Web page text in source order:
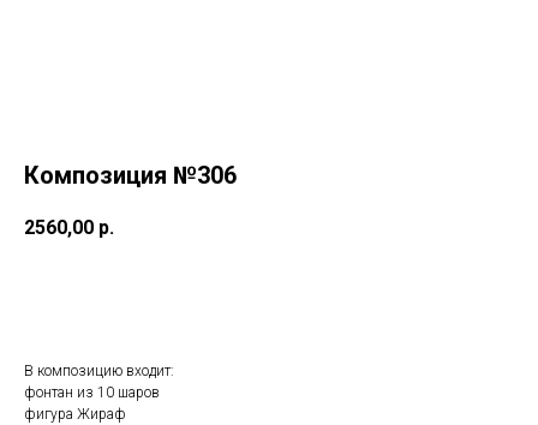
Композиция №306
2560,00 р.
В композицию входит:
фонтан из 10 шаров
фигура Жираф